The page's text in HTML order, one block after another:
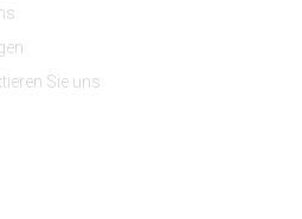
Sie uns